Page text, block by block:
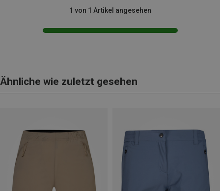
1 von 1 Artikel angesehen
Ähnliche wie zuletzt gesehen